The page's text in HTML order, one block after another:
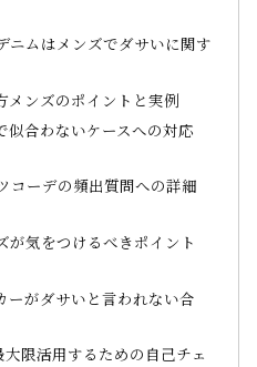
ニムはメンズでダサいに関す
メンズのポイントと実例
似合わないケースへの対応
コーデの頻出質問への詳細
が気をつけるべきポイント
ーがダサいと言われない合
限活用するための自己チェ